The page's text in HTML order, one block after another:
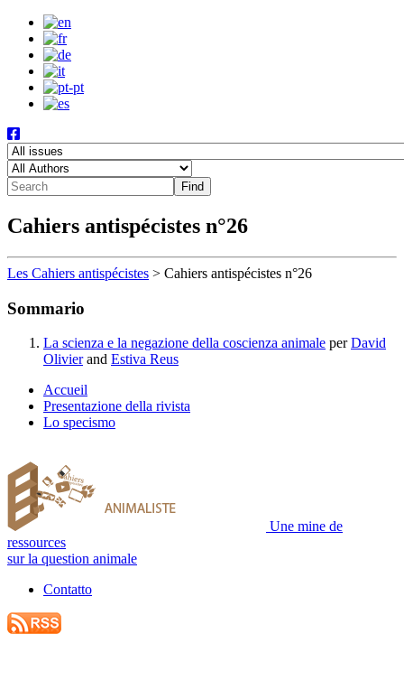
Cahiers antispécistes n°26
Les Cahiers antispécistes > Cahiers antispécistes n°26
Sommario
La scienza e la negazione della coscienza animale perDavid
Olivierand Estiva Reus
Accueil
Presentazione della rivista
Lo specismo
Une mine de
ressources
sur la question animale
Contatto